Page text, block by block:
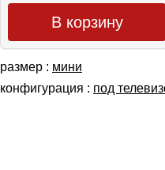
В корзину
размер : мини
конфигурация : под